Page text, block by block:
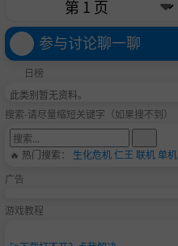
参与讨论聊一聊
日榜
此类别暂无资料。
搜索-请尽量缩短关键字（如果搜不到）
🔥 热门搜索： 生化危机仁王 联机单机
广告
游戏教程